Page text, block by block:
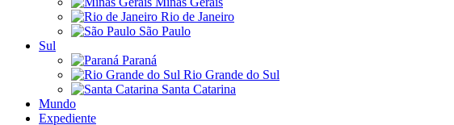
Rio de Janeiro
São Paulo
Sul
Paraná
Rio Grande do Sul
Santa Catarina
Mundo
Expediente